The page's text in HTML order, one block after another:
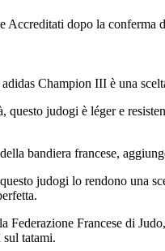
Accreditati dopo la conferma
Champion III è una
questo judogi è léger e
bandiera francese,
judogi lo rendono una
Federazione Francese di
tatami.